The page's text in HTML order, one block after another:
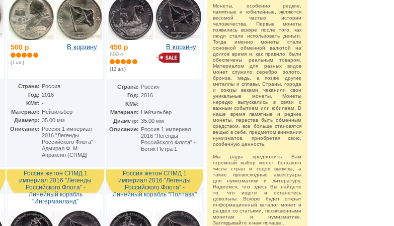
Монеты, особенно редкие,
памятные и юбилейные, являются
весомой частью истории
человечества. Первые монеты
появились вскоре после того, как
люди стали использовать деньги.
Тогда именно монеты стали
основной обменной валютой на
долгое время и, как правило, были
обеспечены реальным товаром.
Материалом для разных видов
монет служило серебро, золото,
бронза, медь, а позже другие
металлы и сплавы. Страны, города
и союзы веками чеканили свои
уникальные монеты. Монеты
нередко выпускались в связи с
важным событием или юбилеем. В
наше время памятные и редкие
монеты, перестав быть обменным
средством, все больше становятся
вещью в себе, предметом внимания
нумизматов, приобретая свою,
особенную ценность.
Мы рады предложить Вам
огромный выбор монет большого
числа стран и годов выпуска, а
также превосходные аксессуары
для нумизматики и литературу.
Надеемся, что здесь Вы найдете
то, что ищете и останетесь
довольны. Вскоре будет открыт
информационный каталог монет и
раздел со статьями, посвященными
монетам и нумизматике.
Заглядывайте к нам почаще..
500 р
(7 шт.)
В корзину
Страна: Россия
Год: 2016
KM#: -
Материал: Нейзильбер
Диаметр: 35.00 мм
Описание: Россия 1 империал
2016 "Легенды
Российского Флота" -
Адмирал Ф. М.
Апраксин (СПМД)
450 р
600 р
(12 шт.)
В корзину
Страна: Россия
Год: 2016
KM#: -
Материал: Нейзильбер
Диаметр: 35.00 мм
Описание: Россия 1 империал
2016 "Легенды
Российского Флота" -
Ботик Петра 1
Россия жетон СПМД 1
империал 2016 "Легенды
Российского Флота" -
Линейный корабль
"Ингерманланд"
Россия жетон СПМД 1
империал 2016 "Легенды
Российского Флота" -
Линейный корабль "Полтава"